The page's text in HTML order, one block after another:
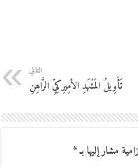
التالي
تَأْوِيلُ المَشْهَدِ الأمِيرِكِيِّ الرَّاهِنِ
مشار إليها بـ*